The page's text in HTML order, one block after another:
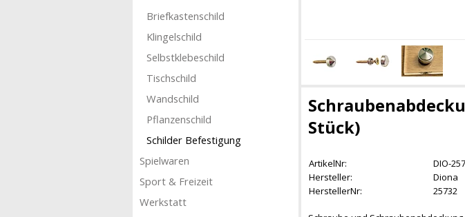
Briefkastenschild
Klingelschild
Selbstklebeschild
Tischschild
Wandschild
Pflanzenschild
Schilder Befestigung
Spielwaren
Sport & Freizeit
Werkstatt
Stück)
ArtikelNr:
DIO-
Hersteller:
Diona
HerstellerNr:
25732